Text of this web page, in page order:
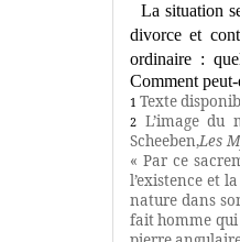
La situation
divorce et
ordinaire :
Comment
1 Texte
2 L’image
Scheeben,Les
« Par ce
l’existence et
nature dans
fait homme qui